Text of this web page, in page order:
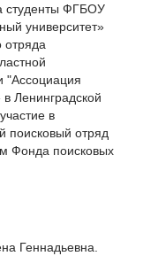
студенты ФГБОУ
университет»
отряда
"Ассоциация
Ленинградской
в
поисковый отряд
Фонда поисковых
Геннадьевна.